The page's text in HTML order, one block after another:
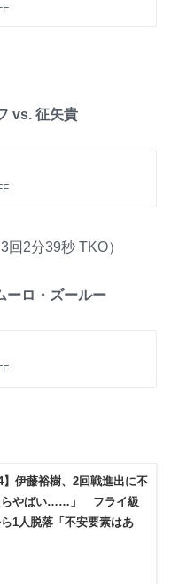
vs. 征矢貴
2分39秒 TKO）
ーロ・ズールー
】伊藤裕樹、2回戦進出に不
らやばい……」 フライ級
1人脱落「不安要素はあ